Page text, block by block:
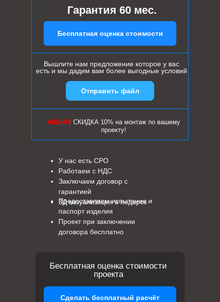
Гарантия 60 мес.
Бесплатная оценка стоимости
Вышлите нам предложение которое у вас
есть и мы дадим вам более выгодные условий
АКЦИЯ : СКИДКА 10% на монтаж по вашему
проекту!
Предоставляем испытание и
паспорт изделия
Проект при заключении
договора бесплатно
У нас есть СРО
Работаем с НДС
Заключаем договор с
гарантией
3Д визуализация в подарок
Отправить файл
Бесплатная оценка стоимости
проекта
Сделать бесплатный расчёт